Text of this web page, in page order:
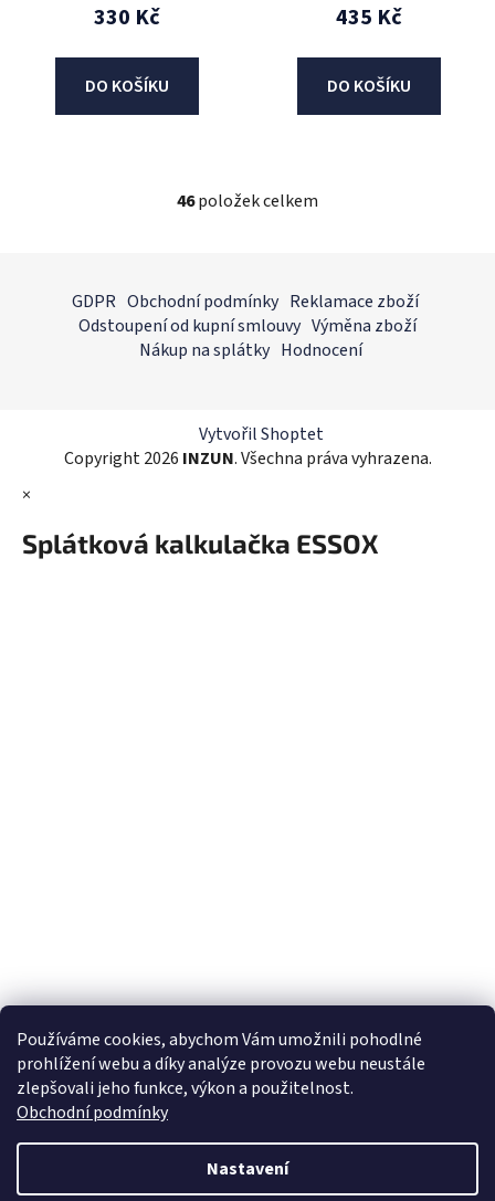
Používáme cookies, abychom Vám umožnili pohodlné
prohlížení webu a díky analýze provozu webu neustále
zlepšovali jeho funkce, výkon a použitelnost.
Obchodní podmínky
Nastavení
330 Kč
DO KOŠÍKU
435 Kč
DO KOŠÍKU
O
d
a
c
r
v
v
ý
46položek celkem
GDPR Obchodní podmínky Reklamace zboží
Odstoupení od kupní smlouvy Výměna zboží
Nákup na splátky Hodnocení
Vytvořil Shoptet
Copyright 2026 INZUN. Všechna práva vyhrazena.
×
Splátková kalkulačka ESSOX